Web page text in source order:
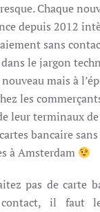
Chaque
depuis 2012
sans
le jargon
mais à
les
leur terminaux
bancaire
à Amsterdam
pas de carte
contact, il faut